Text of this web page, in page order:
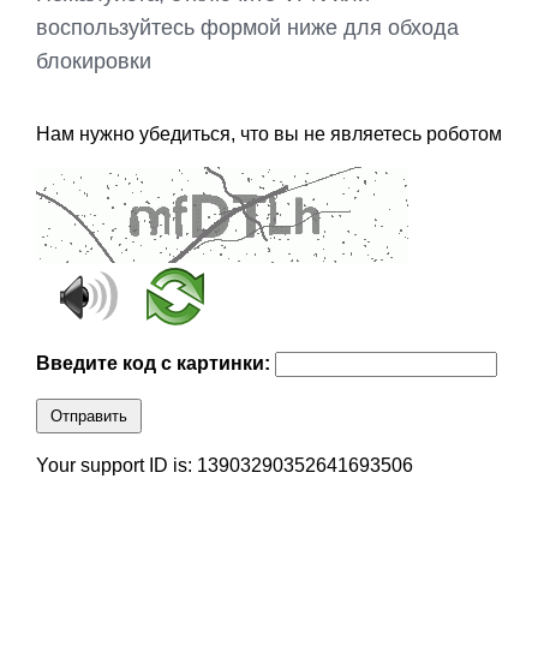
воспользуйтесь формой ниже для обхода
блокировки
Нам нужно убедиться, что вы не являетесь роботом
Введите код с картинки:
Отправить
Your support ID is: 13903290352641693506